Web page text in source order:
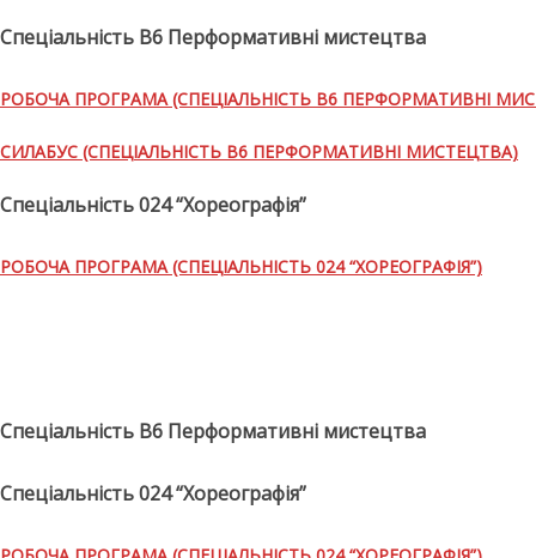
Спеціальність В6 Перформативні мистецтва
РОБОЧА ПРОГРАМА (СПЕЦІАЛЬНІСТЬ В6 ПЕРФОРМАТИВНІ
СИЛАБУС (СПЕЦІАЛЬНІСТЬ В6 ПЕРФОРМАТИВНІ МИСТЕЦТВА)
Спеціальність 024 “Хореографія”
РОБОЧА ПРОГРАМА (СПЕЦІАЛЬНІСТЬ 024 “ХОРЕОГРАФІЯ”)
Спеціальність В6 Перформативні мистецтва
Спеціальність 024 “Хореографія”